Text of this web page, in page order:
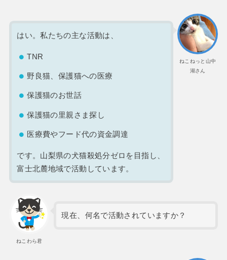
ねこねっと山中
湖さん
はい。私たちの主な活動は、
TNR
野良猫、保護猫への医療
保護猫のお世話
保護猫の里親さま探し
医療費やフード代の資金調達
です。山梨県の犬猫殺処分ゼロを目指し、
富士北麓地域で活動しています。
ねこわら君
現在、何名で活動されていますか？